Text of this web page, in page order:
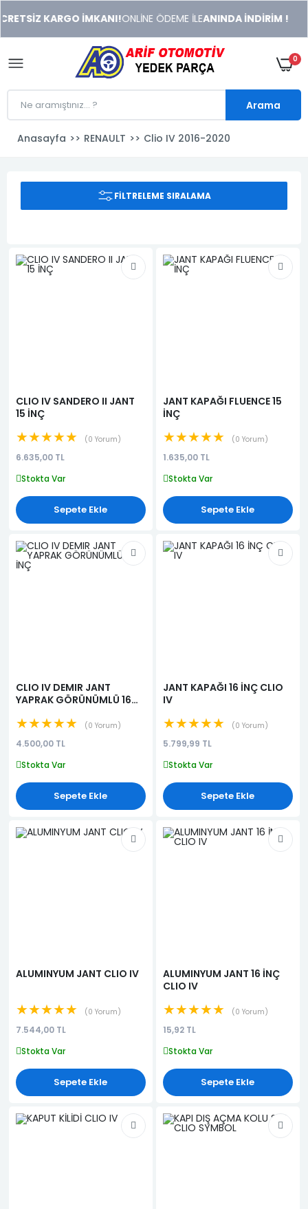
xonusu
veren
sitolar
KARGO İMKANI!ONLİNE ÖDEME İLEANINDA İNDİRİM !
0
Arama
Anasayfa RENAULT Clio IV 2016-2020
FILTRELEME SIRALAMA
CLIO IV SANDERO II JANT
15 İNÇ
★★★★★ 0 Yorum
6.635,00 TL
Stokta Var
Sepete Ekle
JANT KAPAĞI FLUENCE 15
İNÇ
★★★★★ 0 Yorum
1.635,00 TL
Stokta Var
Sepete Ekle
CLIO IV DEMIR JANT
YAPRAK GÖRÜNÜMLÜ 16
★★★★★ 0 Yorum
4.500,00 TL
Stokta Var
Sepete Ekle
JANT KAPAĞI 16 İNÇ CLIO
IV
★★★★★ 0 Yorum
5.799,99 TL
Stokta Var
Sepete Ekle
ALUMINYUM JANT CLIO IV
★★★★★ 0 Yorum
7.544,00 TL
Stokta Var
Sepete Ekle
ALUMINYUM JANT 16 İNÇ
CLIO IV
★★★★★ 0 Yorum
15,92 TL
Stokta Var
Sepete Ekle